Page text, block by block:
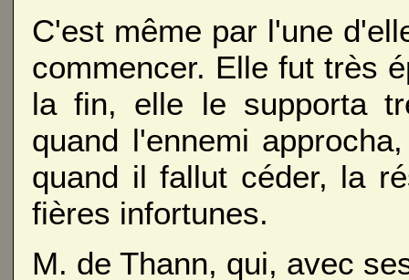
C'est même par l'une
commencer. Elle fut très
la fin, elle le supporta
quand l'ennemi
quand il fallut céder, la
fières infortunes.
M. de Thann, qui, avec